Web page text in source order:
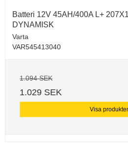
Batteri 12V 45AH/400A L+
DYNAMISK
Varta
VAR545413040
1.094 SEK
1.029 SEK
Visa